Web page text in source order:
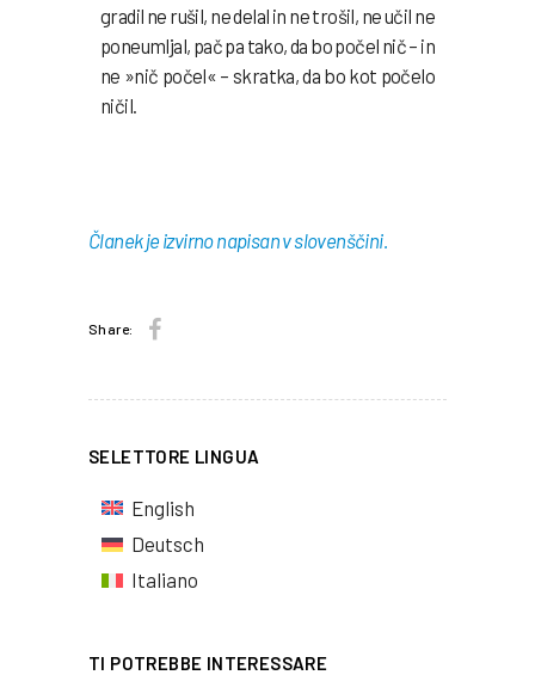
gradil ne rušil, ne delal in ne trošil, ne učil ne
poneumljal, pač pa tako, da bo počel nič – in
ne »nič počel« – skratka, da bo kot počelo
ničil.
Članek je izvirno napisan v slovenščini.
Share:
SELETTORE LINGUA
English
Deutsch
Italiano
TI POTREBBE INTERESSARE